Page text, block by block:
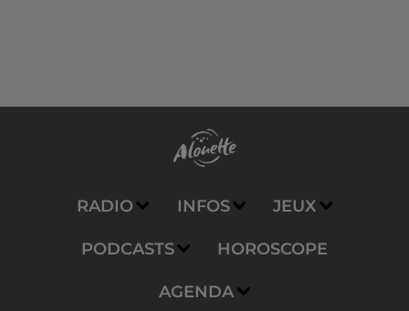
RADIO INFOS JEUX
PODCASTS HOROSCOPE
AGENDA